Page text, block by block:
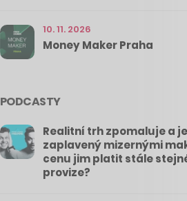
10. 11. 2026
Money Maker Praha
PODCASTY
Realitní trh zpomaluje a je
zaplavený mizernými
cenu jim platit stále
provize?